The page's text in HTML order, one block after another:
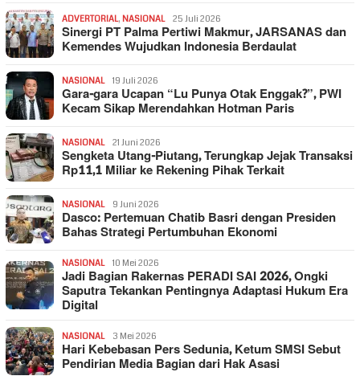
ADVERTORIAL, NASIONAL 25 Juli 2026
Sinergi PT Palma Pertiwi Makmur, JARSANAS dan
Kemendes Wujudkan Indonesia Berdaulat
NASIONAL 19 Juli 2026
Gara-gara Ucapan “Lu Punya Otak Enggak?”, PWI
Kecam Sikap Merendahkan Hotman Paris
NASIONAL 21 Juni 2026
Sengketa Utang-Piutang, Terungkap Jejak Transaksi
Rp11,1 Miliar ke Rekening Pihak Terkait
NASIONAL 9 Juni 2026
Dasco: Pertemuan Chatib Basri dengan Presiden
Bahas Strategi Pertumbuhan Ekonomi
NASIONAL 10 Mei 2026
Jadi Bagian Rakernas PERADI SAI 2026, Ongki
Saputra Tekankan Pentingnya Adaptasi Hukum Era
Digital
NASIONAL 3 Mei 2026
Hari Kebebasan Pers Sedunia, Ketum SMSI Sebut
Pendirian Media Bagian dari Hak Asasi